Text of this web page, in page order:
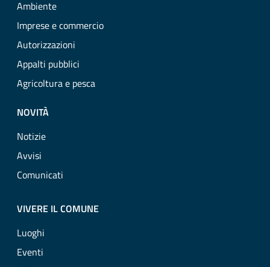
Ambiente
Imprese e commercio
Autorizzazioni
Appalti pubblici
Agricoltura e pesca
NOVITÀ
Notizie
Avvisi
Comunicati
VIVERE IL COMUNE
Luoghi
Eventi